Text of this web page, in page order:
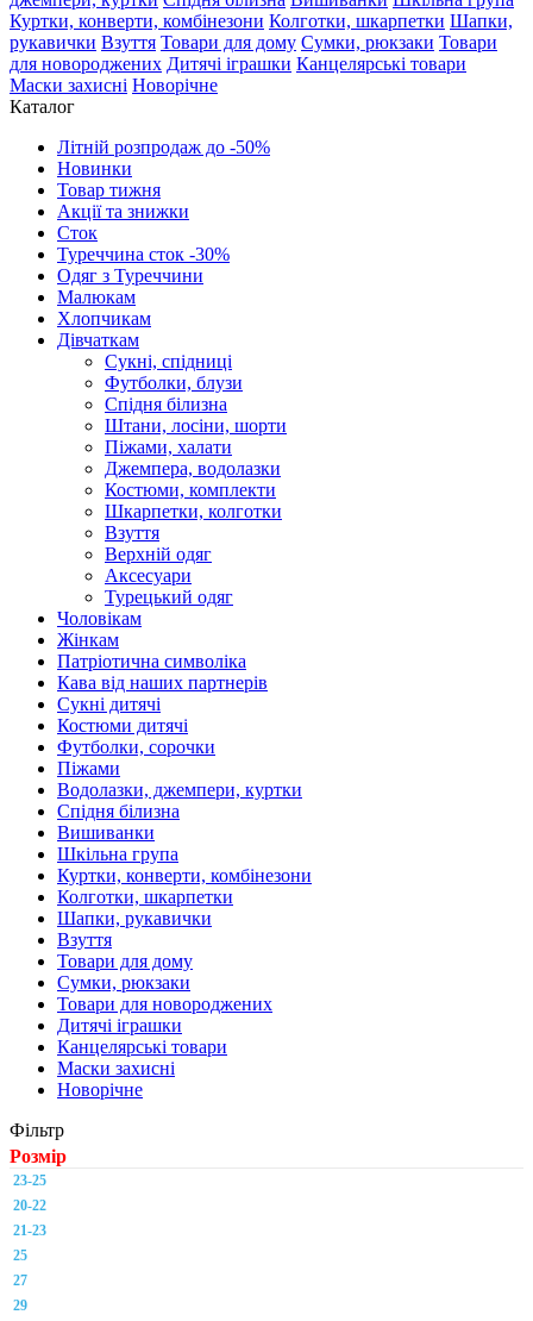
Куртки, конверти, комбінезони Колготки, шкарпетки Шапки,
рукавички Взуття Товари для дому Сумки, рюкзаки Товари
для новороджених Дитячі іграшки Канцелярські товари
Маски захисні Новорічне
Каталог
Літній розпродаж до -50%
Новинки
Товар тижня
Акції та знижки
Сток
Туреччина сток -30%
Одяг з Туреччини
Малюкам
Хлопчикам
Дівчаткам
Сукні, спідниці
Футболки, блузи
Спідня білизна
Штани, лосіни, шорти
Піжами, халати
Джемпера, водолазки
Костюми, комплекти
Шкарпетки, колготки
Взуття
Верхній одяг
Аксесуари
Турецький одяг
Чоловікам
Жінкам
Патріотична символіка
Кава від наших партнерів
Сукні дитячі
Костюми дитячі
Футболки, сорочки
Піжами
Водолазки, джемпери, куртки
Спідня білизна
Вишиванки
Шкільна група
Куртки, конверти, комбінезони
Колготки, шкарпетки
Шапки, рукавички
Взуття
Товари для дому
Сумки, рюкзаки
Товари для новороджених
Дитячі іграшки
Канцелярські товари
Маски захисні
Новорічне
Фільтр
Розмір
23-25
20-22
21-23
25
27
29